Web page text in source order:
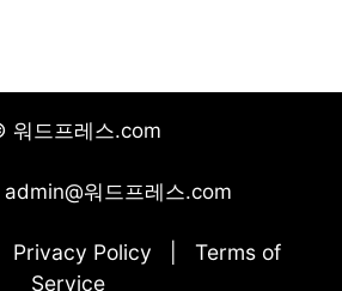
워드프레스.com
워드프레스.com
Privacy Policy
Terms of
Service